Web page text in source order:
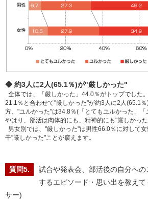
◆ 約3人に2人(65.1％)が"厳しかった"
全体では、「厳しかった」44.0％がトップでした
21.1％と合わせて"厳しかった"が約3人に2人(65.1
方、"ユルかった"は34.8％(「とてもユルかった」「
やはり、部活は肉体的にも、精神的にも"厳しかった
男女別では、"厳しかった"は男性66.0％に対して
干"厳しかった"ことが窺えます。
試合や発表会、部活後の自分へ
するエピソード・思い出を教え
サー)